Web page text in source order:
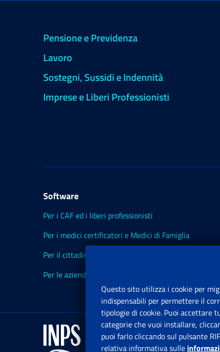
Pensione e Previdenza
Lavoro
Sostegni, Sussidi e Indennità
Imprese e Liberi Professionisti
Software
Per i CAF ed i liberi professionisti
Per i medici certificatori e Medici di Famiglia
Per il cittadino
Per le aziende ed i Consulenti
Questo sito utilizza i cookie per
indispensabili per permettere il
tipologie di cookie. Puoi accettare
categorie che vuoi installare,
puoi farlo cliccando sul pulsante
relativa informativa sulle